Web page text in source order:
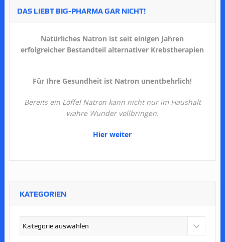
DAS LIEBT BIG-PHARMA GAR NICHT!
Natürliches Natron ist seit einigen Jahren
erfolgreicher Bestandteil alternativer Krebstherapien
Für Ihre Gesundheit ist Natron unentbehrlich!
Bereits ein Löffel Natron kann nicht nur im Haushalt
wahre Wunder vollbringen.
Hier weiter
KATEGORIEN